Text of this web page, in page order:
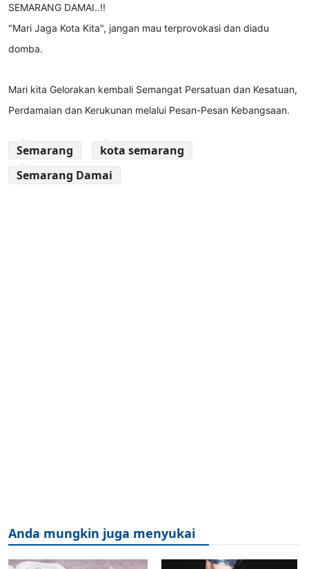
SEMARANG DAMAI..!!
"Mari Jaga Kota Kita", jangan mau terprovokasi dan diadu
domba.
Mari kita Gelorakan kembali Semangat Persatuan dan Kesatuan,
Perdamaian dan Kerukunan melalui Pesan-Pesan Kebangsaan.
Semarang
kota semarang
Semarang Damai
Anda mungkin juga menyukai